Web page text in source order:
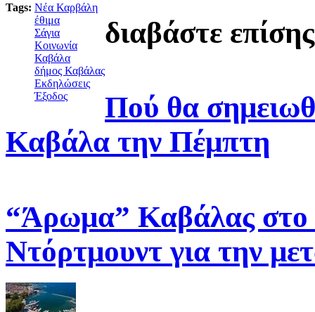
Tags: Νέα Καρβάλη
έθιμα
Σάγια
Κοινωνία
Καβάλα
δήμος Καβάλας
Εκδηλώσεις
Έξοδος
διαβάστε επίσης
Πού θα
Καβάλα την Πέμπτη
“Άρωμα” Καβάλας στο
Ντόρτμουντ για την